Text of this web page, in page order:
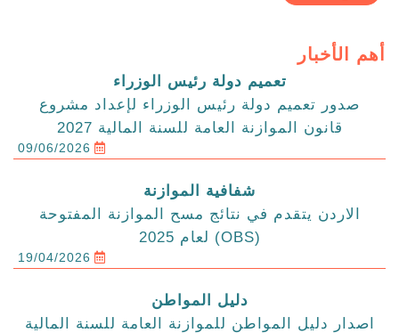
أهم الأخبار
تعميم دولة رئيس الوزراء
صدور تعميم دولة رئيس الوزراء لإعداد مشروع
قانون الموازنة العامة للسنة المالية 2027
09/06/2026
شفافية الموازنة
الاردن يتقدم في نتائج مسح الموازنة المفتوحة
(OBS) لعام 2025
19/04/2026
دليل المواطن
اصدار دليل المواطن للموازنة العامة للسنة المالية